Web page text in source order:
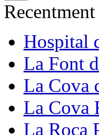
Recentment
Hospital
La Font
La Cova
La Cova
La Roca